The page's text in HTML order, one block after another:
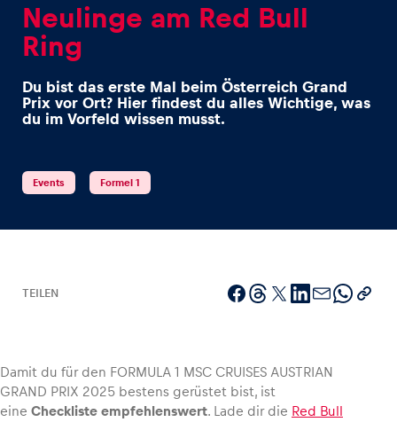
Erlebnisse
Alle anzeigen
Fahrzeug
Alle anzeigen
Neulinge am Red Bull
Ring
Du bist das erste Mal beim Österreich Grand
Prix vor Ort? Hier findest du alles Wichtige, was
du im Vorfeld wissen musst.
Events Formel 1
TEILEN
Damit du für den FORMULA 1 MSC CRUISES AUSTRIAN
GRAND PRIX 2025 bestens gerüstet bist, ist
eine Checkliste empfehlenswert. Lade dir die Red Bull